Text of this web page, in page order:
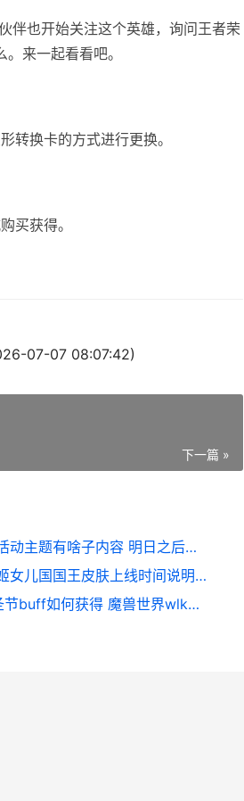
伴也开始关注这个英雄，询问王者荣
来一起看看吧。
转换卡的方式进行更换。
买获得。
07-07 08:07:42)
下一篇 »
明日之后元宵节活动主题有啥子内容 明日之后元宵赠送npc
王者荣耀荣耀甄姬女儿国国王皮肤上线时间说明 王者荣耀荣耀甄姬称号
魔兽世界wlk万圣节buff如何获得 魔兽世界wlk万圣节狼吞虎咽